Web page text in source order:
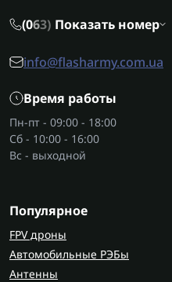
(063) Показать номер
info@flasharmy.com.ua
Время работы
Пн-пт - 09:00 - 18:00
Сб - 10:00 - 16:00
Вс - выходной
Популярное
FPV дроны
Автомобильные РЭБы
Антенны